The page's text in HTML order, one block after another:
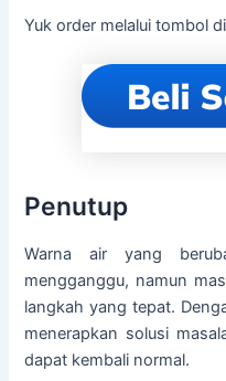
Yuk order melalui tombol
Penutup
Warna air yang
mengganggu, namun
langkah yang tepat.
menerapkan solusi
dapat kembali normal.